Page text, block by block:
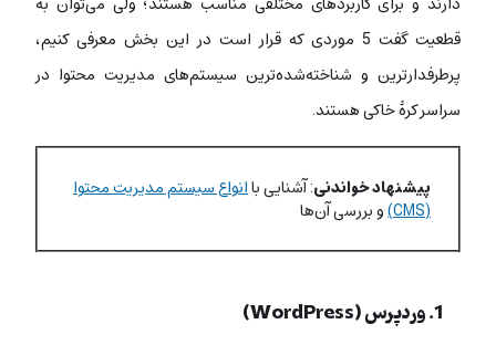
قطعیت گفت 5 موردی که قرار است در این بخش معرفی کنیم،
پرطرفدارترین و شناخته‌شده‌ترین سیستم‌های مدیریت محتوا در
سراسر کرۀ خاکی هستند.
پیشنهاد خواندنی: آشنایی باانواع سیستم مدیریت محتوا
(CMS) و بررسی آن‌ها
1. وردپرس (WordPress)